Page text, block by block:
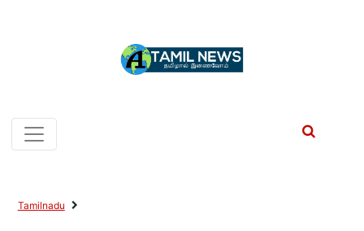
Tamilnadu